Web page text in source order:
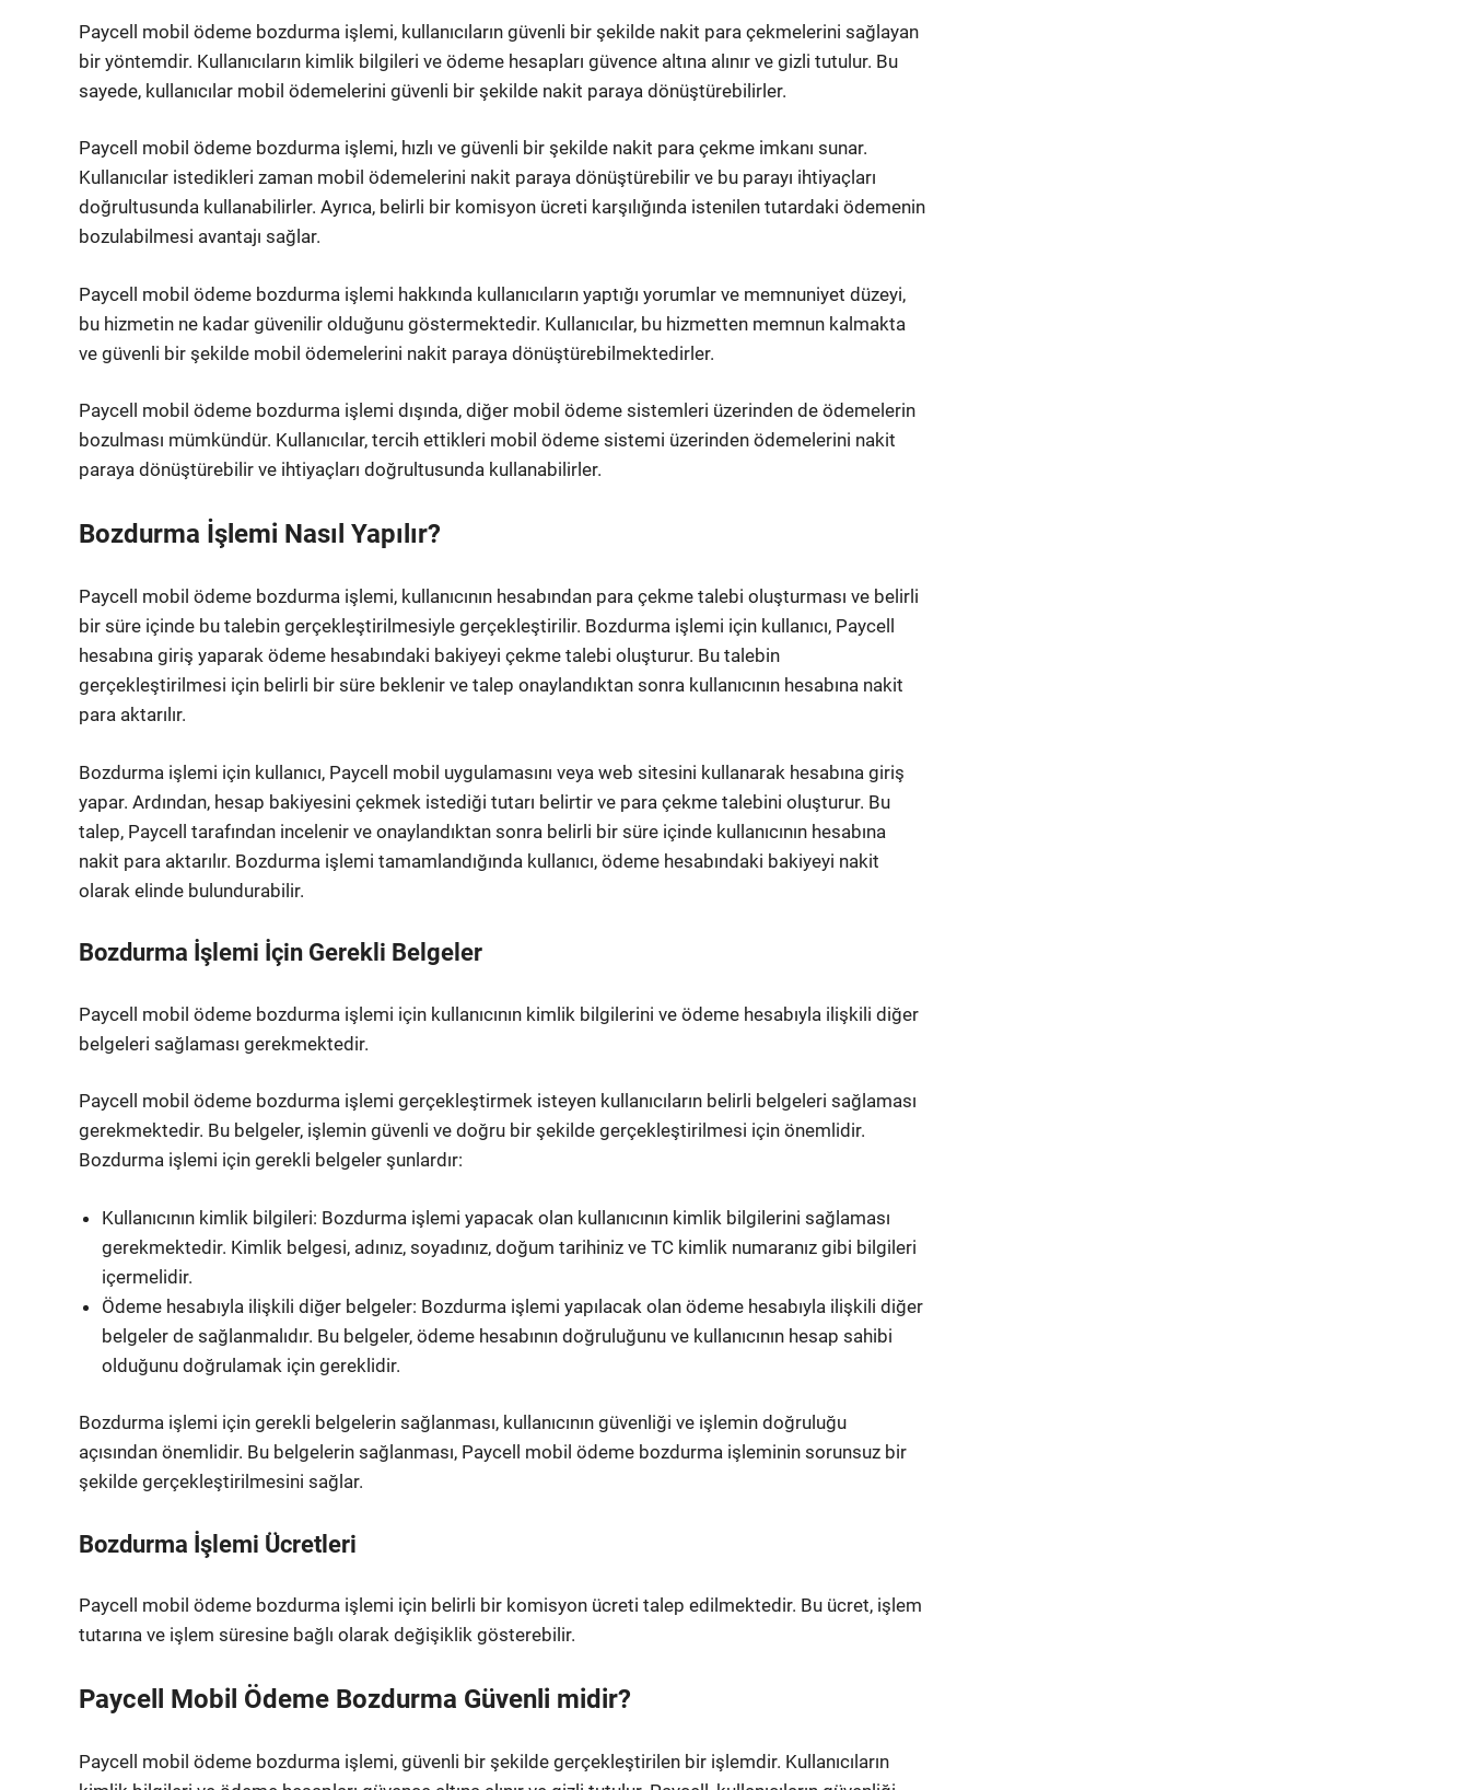
Paycell mobil ödeme bozdurma işlemi, kullanıcıların güvenli bir şekilde nakit para çekmelerini sağlayan
bir yöntemdir. Kullanıcıların kimlik bilgileri ve ödeme hesapları güvence altına alınır ve gizli tutulur. Bu
sayede, kullanıcılar mobil ödemelerini güvenli bir şekilde nakit paraya dönüştürebilirler.
Paycell mobil ödeme bozdurma işlemi, hızlı ve güvenli bir şekilde nakit para çekme imkanı sunar.
Kullanıcılar istedikleri zaman mobil ödemelerini nakit paraya dönüştürebilir ve bu parayı ihtiyaçları
doğrultusunda kullanabilirler. Ayrıca, belirli bir komisyon ücreti karşılığında istenilen tutardaki ödemenin
bozulabilmesi avantajı sağlar.
Paycell mobil ödeme bozdurma işlemi hakkında kullanıcıların yaptığı yorumlar ve memnuniyet düzeyi,
bu hizmetin ne kadar güvenilir olduğunu göstermektedir. Kullanıcılar, bu hizmetten memnun kalmakta
ve güvenli bir şekilde mobil ödemelerini nakit paraya dönüştürebilmektedirler.
Paycell mobil ödeme bozdurma işlemi dışında, diğer mobil ödeme sistemleri üzerinden de ödemelerin
bozulması mümkündür. Kullanıcılar, tercih ettikleri mobil ödeme sistemi üzerinden ödemelerini nakit
paraya dönüştürebilir ve ihtiyaçları doğrultusunda kullanabilirler.
Bozdurma İşlemi Nasıl Yapılır?
Paycell mobil ödeme bozdurma işlemi, kullanıcının hesabından para çekme talebi oluşturması ve belirli
bir süre içinde bu talebin gerçekleştirilmesiyle gerçekleştirilir. Bozdurma işlemi için kullanıcı, Paycell
hesabına giriş yaparak ödeme hesabındaki bakiyeyi çekme talebi oluşturur. Bu talebin
gerçekleştirilmesi için belirli bir süre beklenir ve talep onaylandıktan sonra kullanıcının hesabına nakit
para aktarılır.
Bozdurma işlemi için kullanıcı, Paycell mobil uygulamasını veya web sitesini kullanarak hesabına giriş
yapar. Ardından, hesap bakiyesini çekmek istediği tutarı belirtir ve para çekme talebini oluşturur. Bu
talep, Paycell tarafından incelenir ve onaylandıktan sonra belirli bir süre içinde kullanıcının hesabına
nakit para aktarılır. Bozdurma işlemi tamamlandığında kullanıcı, ödeme hesabındaki bakiyeyi nakit
olarak elinde bulundurabilir.
Bozdurma İşlemi İçin Gerekli Belgeler
Paycell mobil ödeme bozdurma işlemi için kullanıcının kimlik bilgilerini ve ödeme hesabıyla ilişkili diğer
belgeleri sağlaması gerekmektedir.
Paycell mobil ödeme bozdurma işlemi gerçekleştirmek isteyen kullanıcıların belirli belgeleri sağlaması
gerekmektedir. Bu belgeler, işlemin güvenli ve doğru bir şekilde gerçekleştirilmesi için önemlidir.
Bozdurma işlemi için gerekli belgeler şunlardır:
Kullanıcının kimlik bilgileri: Bozdurma işlemi yapacak olan kullanıcının kimlik bilgilerini sağlaması
gerekmektedir. Kimlik belgesi, adınız, soyadınız, doğum tarihiniz ve TC kimlik numaranız gibi bilgileri
içermelidir.
Ödeme hesabıyla ilişkili diğer belgeler: Bozdurma işlemi yapılacak olan ödeme hesabıyla ilişkili diğer
belgeler de sağlanmalıdır. Bu belgeler, ödeme hesabının doğruluğunu ve kullanıcının hesap sahibi
olduğunu doğrulamak için gereklidir.
Bozdurma işlemi için gerekli belgelerin sağlanması, kullanıcının güvenliği ve işlemin doğruluğu
açısından önemlidir. Bu belgelerin sağlanması, Paycell mobil ödeme bozdurma işleminin sorunsuz bir
şekilde gerçekleştirilmesini sağlar.
Bozdurma İşlemi Ücretleri
Paycell mobil ödeme bozdurma işlemi için belirli bir komisyon ücreti talep edilmektedir. Bu ücret, işlem
tutarına ve işlem süresine bağlı olarak değişiklik gösterebilir.
Paycell Mobil Ödeme Bozdurma Güvenli midir?
Paycell mobil ödeme bozdurma işlemi, güvenli bir şekilde gerçekleştirilen bir işlemdir. Kullanıcıların